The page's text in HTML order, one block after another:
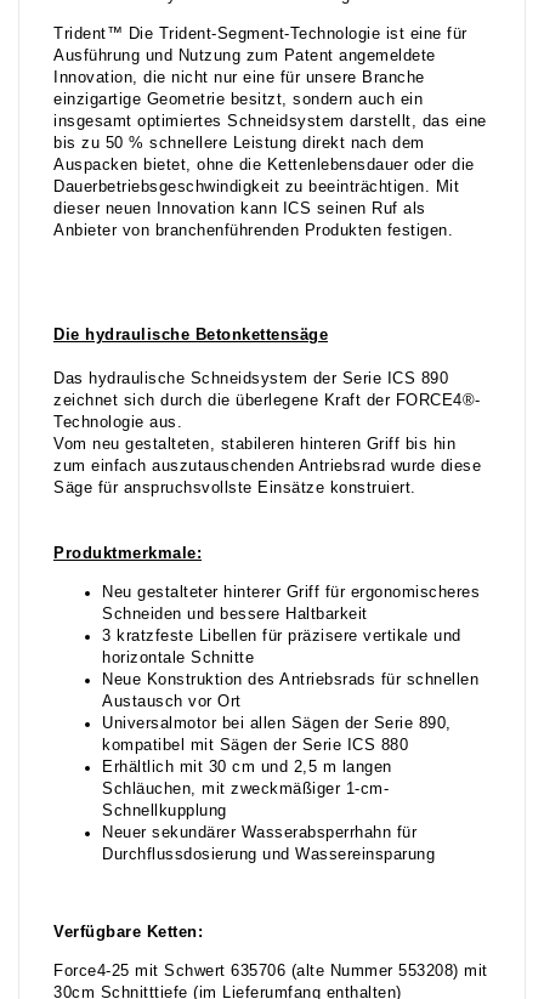
Trident™ Die Trident-Segment-Technologie ist eine für
Ausführung und Nutzung zum Patent angemeldete
Innovation, die nicht nur eine für unsere Branche
einzigartige Geometrie besitzt, sondern auch ein
insgesamt optimiertes Schneidsystem darstellt, das eine
bis zu 50 % schnellere Leistung direkt nach dem
Auspacken bietet, ohne die Kettenlebensdauer oder die
Dauerbetriebsgeschwindigkeit zu beeinträchtigen. Mit
dieser neuen Innovation kann ICS seinen Ruf als
Anbieter von branchenführenden Produkten festigen.
Die hydraulische Betonkettensäge
Das hydraulische Schneidsystem der Serie ICS 890
zeichnet sich durch die überlegene Kraft der FORCE4®-
Technologie aus.
Vom neu gestalteten, stabileren hinteren Griff bis hin
zum einfach auszutauschenden Antriebsrad wurde diese
Säge für anspruchsvollste Einsätze konstruiert.
Produktmerkmale:
Neu gestalteter hinterer Griff für ergonomischeres
Schneiden und bessere Haltbarkeit
3 kratzfeste Libellen für präzisere vertikale und
horizontale Schnitte
Neue Konstruktion des Antriebsrads für schnellen
Austausch vor Ort
Universalmotor bei allen Sägen der Serie 890,
kompatibel mit Sägen der Serie ICS 880
Erhältlich mit 30 cm und 2,5 m langen
Schläuchen, mit zweckmäßiger 1-cm-
Schnellkupplung
Neuer sekundärer Wasserabsperrhahn für
Durchflussdosierung und Wassereinsparung
Verfügbare Ketten:
Force4-25 mit Schwert 635706 (alte Nummer 553208) mit
30cm Schnitttiefe (im Lieferumfang enthalten)